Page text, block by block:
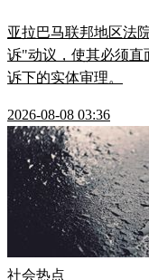
亚拉巴马联邦地区法
诉"动议，使其必须直
诉下的实体审理。
2026-08-08 03:36
社会热点